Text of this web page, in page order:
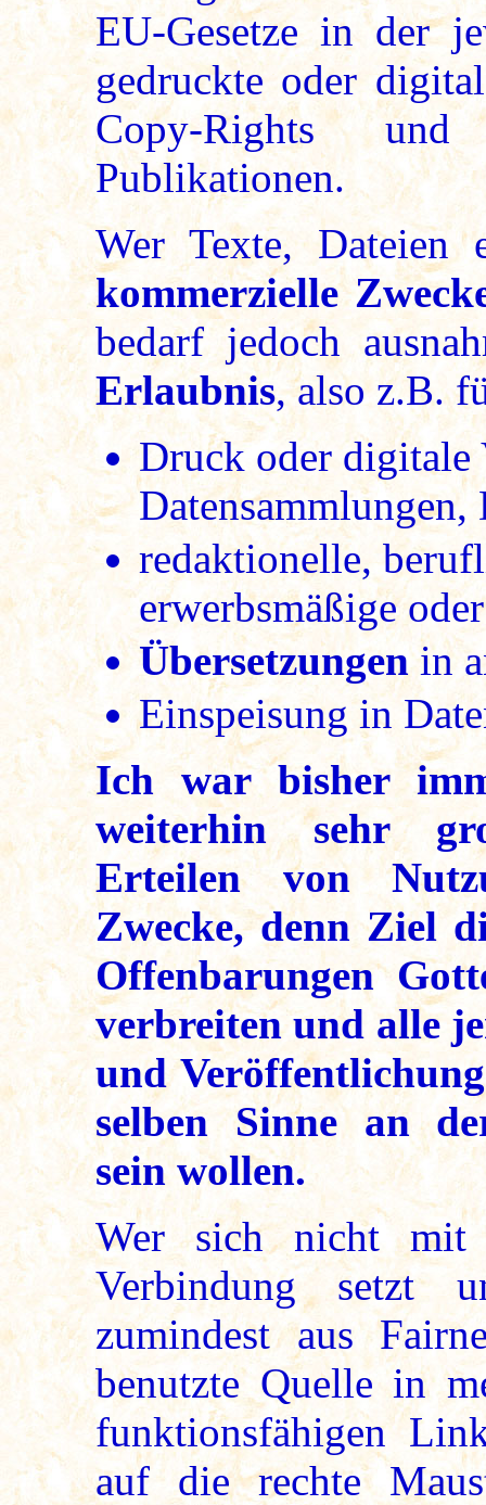
EU-Gesetze in der
gedruckte oder
Copy-Rights
Publikationen.
Wer Texte,
kommerzielle
bedarf jedoch
Erlaubnis, also z.B.
Druck oder digitale
redaktionelle,
erwerbsmäßige
Übersetzungenin
Einspeisung in
Ich war bisher
weiterhin sehr
Erteilen von
Zwecke, denn Ziel
Offenbarungen
verbreiten und alle
und
selben Sinne an
sein wollen.
Wer sich nicht mit
Verbindung setzt
zumindest aus
benutzte Quelle in
funktionsfähigen
auf die rechte